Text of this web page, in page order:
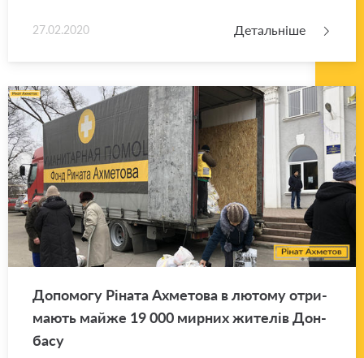
27.02.2020 Детальніше
До­по­мо­гу Рі­на­та Ахме­то­ва в лю­то­му отри­
ма­ють майже 19 000 мир­них жи­те­лів Дон­
ба­су